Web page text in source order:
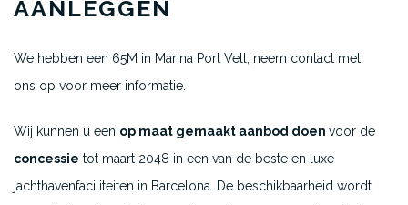
AANLEGGEN
We hebben een 65M in Marina Port Vell, neem contact met
ons op voor meer informatie.
Wij kunnen u een op maat gemaakt aanbod doen voor de
concessie tot maart 2048 in een van de beste en luxe
jachthavenfaciliteiten in Barcelona. De beschikbaarheid wordt